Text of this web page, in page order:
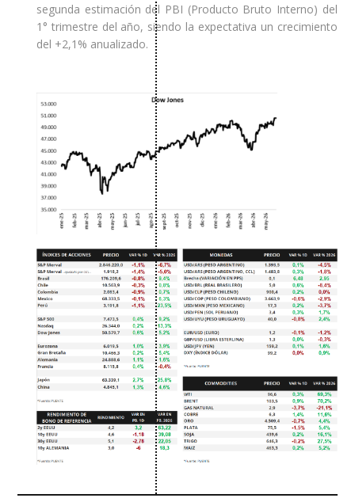
segunda estimación del PBI (Producto Bruto Interno) del
1° trimestre del año, siendo la expectativa un crecimiento
del +2,1% anualizado.